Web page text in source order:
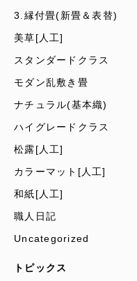
3.縁付畳(新畳＆表替)
美草[人工]
スタンダードクラス
モダン乱敷き畳
ナチュラル(基本織)
ハイグレードクラス
松露[人工]
カラーマット[人工]
和紙[人工]
職人日記
Uncategorized
トピックス